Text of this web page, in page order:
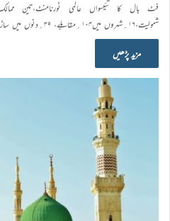
شمولیت،۱۶؍شہروں میں۱۰۴؍مقابلے، ۳۹؍دنوں میں ساڑھے نوہزار منٹ کا…
مزید پڑھیں